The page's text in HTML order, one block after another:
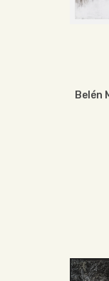
Belén